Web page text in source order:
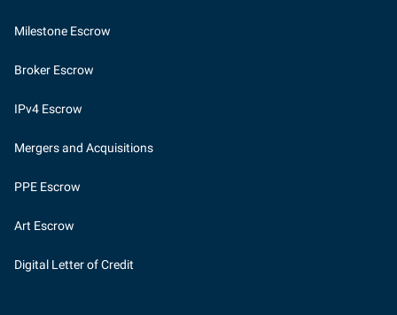
Milestone Escrow
Broker Escrow
IPv4 Escrow
Mergers and Acquisitions
PPE Escrow
Art Escrow
Digital Letter of Credit